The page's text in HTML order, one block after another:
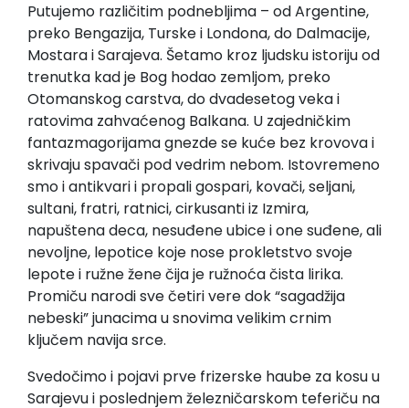
Putujemo različitim podnebljima – od Argentine,
preko Bengazija, Turske i Londona, do Dalmacije,
Mostara i Sarajeva. Šetamo kroz ljudsku istoriju od
trenutka kad je Bog hodao zemljom, preko
Otomanskog carstva, do dvadesetog veka i
ratovima zahvaćenog Balkana. U zajedničkim
fantazmagorijama gnezde se kuće bez krovova i
skrivaju spavači pod vedrim nebom. Istovremeno
smo i antikvari i propali gospari, kovači, seljani,
sultani, fratri, ratnici, cirkusanti iz Izmira,
napuštena deca, nesuđene ubice i one suđene, ali
nevoljne, lepotice koje nose prokletstvo svoje
lepote i ružne žene čija je ružnoća čista lirika.
Promiču narodi sve četiri vere dok “sagadžija
nebeski” junacima u snovima velikim crnim
ključem navija srce.
Svedočimo i pojavi prve frizerske haube za kosu u
Sarajevu i poslednjem železničarskom teferiču na